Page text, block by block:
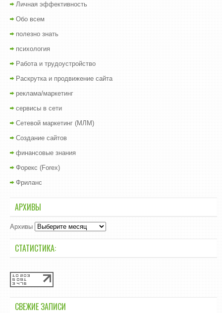
Личная эффективность
Обо всем
полезно знать
психология
Работа и трудоустройство
Раскрутка и продвижение сайта
реклама/маркетинг
сервисы в сети
Сетевой маркетинг (МЛМ)
Создание сайтов
финансовые знания
Форекс (Forex)
Фриланс
АРХИВЫ
Архивы
СТАТИСТИКА:
СВЕЖИЕ ЗАПИСИ